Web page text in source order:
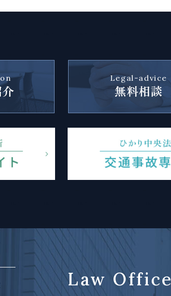
Legal-advice
無料相談
Law Office